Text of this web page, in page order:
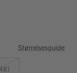
Størrelsesguide